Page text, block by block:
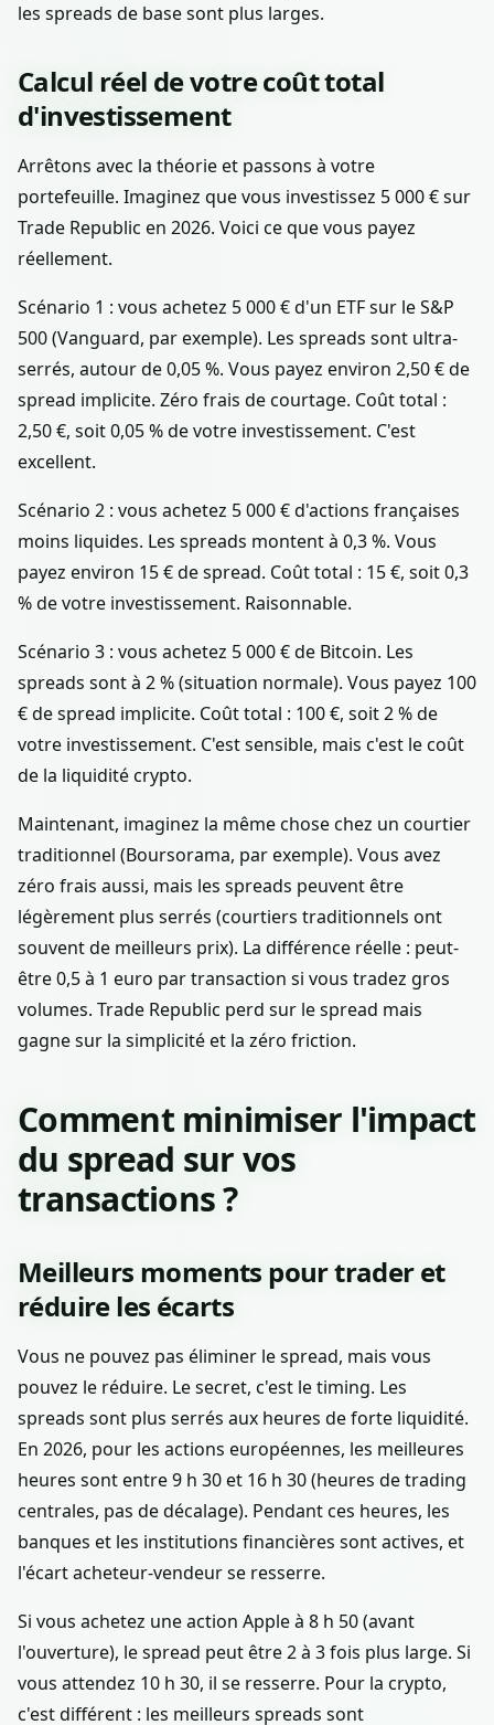
les spreads de base sont plus larges.
Calcul réel de votre coût total
d'investissement
Arrêtons avec la théorie et passons à votre
portefeuille. Imaginez que vous investissez 5 000 € sur
Trade Republic en 2026. Voici ce que vous payez
réellement.
Scénario 1 : vous achetez 5 000 € d'un ETF sur le S&P
500 (Vanguard, par exemple). Les spreads sont ultra-
serrés, autour de 0,05 %. Vous payez environ 2,50 € de
spread implicite. Zéro frais de courtage. Coût total :
2,50 €, soit 0,05 % de votre investissement. C'est
excellent.
Scénario 2 : vous achetez 5 000 € d'actions françaises
moins liquides. Les spreads montent à 0,3 %. Vous
payez environ 15 € de spread. Coût total : 15 €, soit 0,3
% de votre investissement. Raisonnable.
Scénario 3 : vous achetez 5 000 € de Bitcoin. Les
spreads sont à 2 % (situation normale). Vous payez 100
€ de spread implicite. Coût total : 100 €, soit 2 % de
votre investissement. C'est sensible, mais c'est le coût
de la liquidité crypto.
Maintenant, imaginez la même chose chez un courtier
traditionnel (Boursorama, par exemple). Vous avez
zéro frais aussi, mais les spreads peuvent être
légèrement plus serrés (courtiers traditionnels ont
souvent de meilleurs prix). La différence réelle : peut-
être 0,5 à 1 euro par transaction si vous tradez gros
volumes. Trade Republic perd sur le spread mais
gagne sur la simplicité et la zéro friction.
Comment minimiser l'impact
du spread sur vos
transactions ?
Meilleurs moments pour trader et
réduire les écarts
Vous ne pouvez pas éliminer le spread, mais vous
pouvez le réduire. Le secret, c'est le timing. Les
spreads sont plus serrés aux heures de forte liquidité.
En 2026, pour les actions européennes, les meilleures
heures sont entre 9 h 30 et 16 h 30 (heures de trading
centrales, pas de décalage). Pendant ces heures, les
banques et les institutions financières sont actives, et
l'écart acheteur-vendeur se resserre.
Si vous achetez une action Apple à 8 h 50 (avant
l'ouverture), le spread peut être 2 à 3 fois plus large. Si
vous attendez 10 h 30, il se resserre. Pour la crypto,
c'est différent : les meilleurs spreads sont